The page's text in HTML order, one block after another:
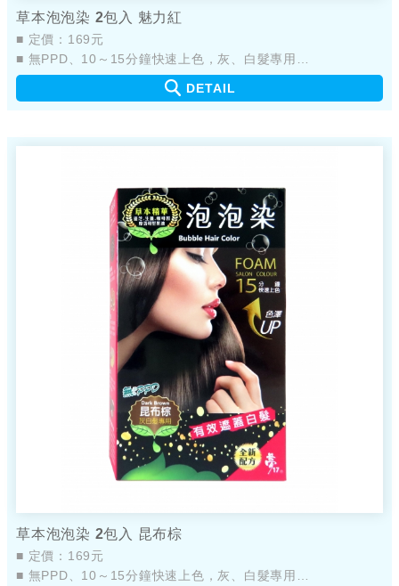
草本泡泡染 2包入 魅力紅
■ 定價：169元
■ 無PPD、10～15分鐘快速上色，灰、白髮專用
■ 新配方，添加植萃草本精華
■ 產品不易嗆鼻、不易刺眼
DETAIL
草本泡泡染 2包入 昆布棕
■ 定價：169元
■ 無PPD、10～15分鐘快速上色，灰、白髮專用